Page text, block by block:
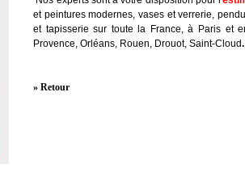
et peintures modernes, vases et verrerie,
et tapisserie sur toute la France, à Paris et
Provence, Orléans, Rouen, Drouot, Saint-Cloud.
» Retour